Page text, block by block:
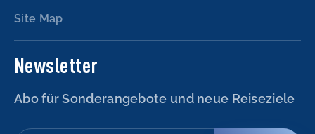
Site Map
Newsletter
Abo für Sonderangebote und neue Reiseziele